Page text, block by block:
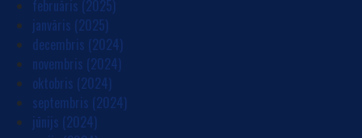
februāris (2025)
janvāris (2025)
decembris (2024)
novembris (2024)
oktobris (2024)
septembris (2024)
jūnijs (2024)